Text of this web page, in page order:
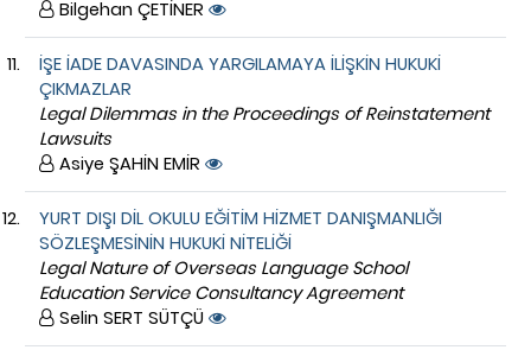
Bilgehan ÇETİNER
İŞE İADE DAVASINDA YARGILAMAYA İLİŞKİN HUKUKİ
ÇIKMAZLAR
Legal Dilemmas in the Proceedings of Reinstatement
Lawsuits
Asiye ŞAHİN EMİR
YURT DIŞI DİL OKULU EĞİTİM HİZMET DANIŞMANLIĞI
SÖZLEŞMESİNİN HUKUKİ NİTELİĞİ
Legal Nature of Overseas Language School
Education Service Consultancy Agreement
Selin SERT SÜTÇÜ